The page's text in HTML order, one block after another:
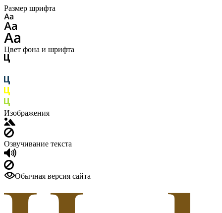
Размер шрифта
Цвет фона и шрифта
Изображения
Озвучивание текста
Обычная версия сайта